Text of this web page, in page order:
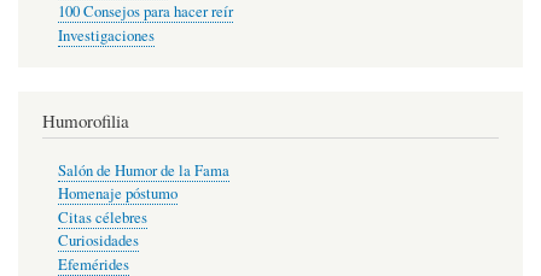
100 Consejos para hacer reír
Investigaciones
Humorofilia
Salón de Humor de la Fama
Homenaje póstumo
Citas célebres
Curiosidades
Efemérides